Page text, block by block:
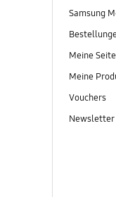
Samsung
Meine Seite
Meine
Vouchers
Newsletter